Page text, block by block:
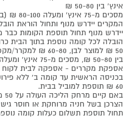
אינץ' בין 50-80 ₪
מסכים מ-75
המקרים יידרש מנוף ותחול הוראת
יידרש מנוף תחול תוספת הקומות
בין 50-80 ₪, מסכים מ-75 אינץ' ומעלה 80-100 ₪.
אספקת מקררים - אספקה לבית
בכניסה הראשית עד קומה ב' ללא
60 ₪ תוספת למוביל בבית.
הצרכן בשל חניה מרוחקת או חוסר
תחול תוספת תשלום כעלות קומה